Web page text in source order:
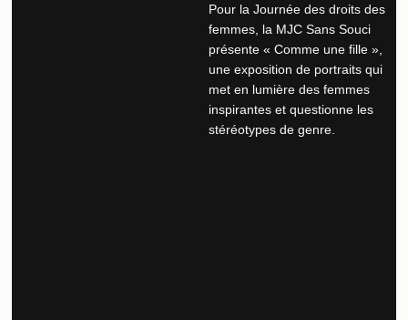
Pour la Journée des droits des
femmes, la MJC Sans Souci
présente « Comme une fille »,
une exposition de portraits qui
met en lumière des femmes
inspirantes et questionne les
stéréotypes de genre.